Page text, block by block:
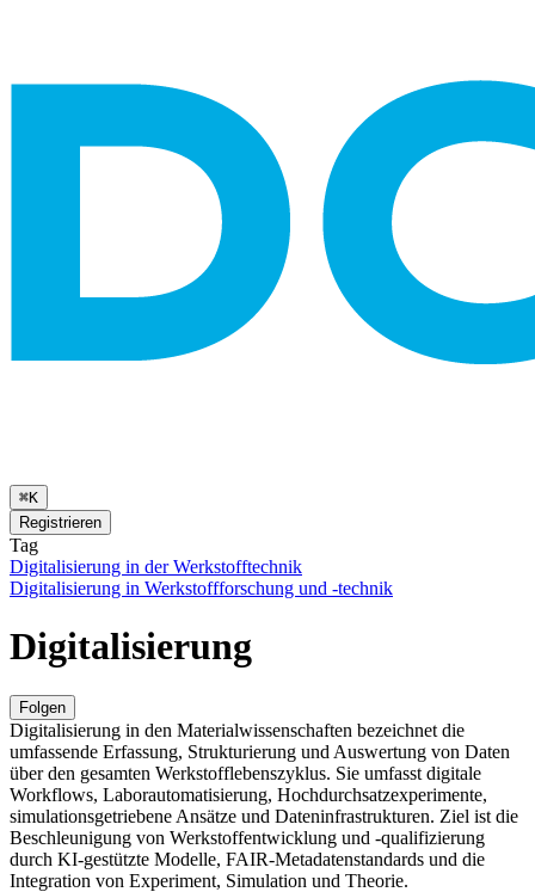
⌘K
Registrieren
Tag
Digitalisierung in der Werkstofftechnik
Digitalisierung in Werkstoffforschung und -technik
Digitalisierung
Folgen
Digitalisierung in den Materialwissenschaften bezeichnet die
umfassende Erfassung, Strukturierung und Auswertung von Daten
über den gesamten Werkstofflebenszyklus. Sie umfasst digitale
Workflows, Laborautomatisierung, Hochdurchsatzexperimente,
simulationsgetriebene Ansätze und Dateninfrastrukturen. Ziel ist die
Beschleunigung von Werkstoffentwicklung und -qualifizierung
durch KI-gestützte Modelle, FAIR-Metadatenstandards und die
Integration von Experiment, Simulation und Theorie.